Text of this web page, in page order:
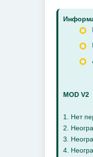
MOD V2
1. Нет
2.
3.
4.